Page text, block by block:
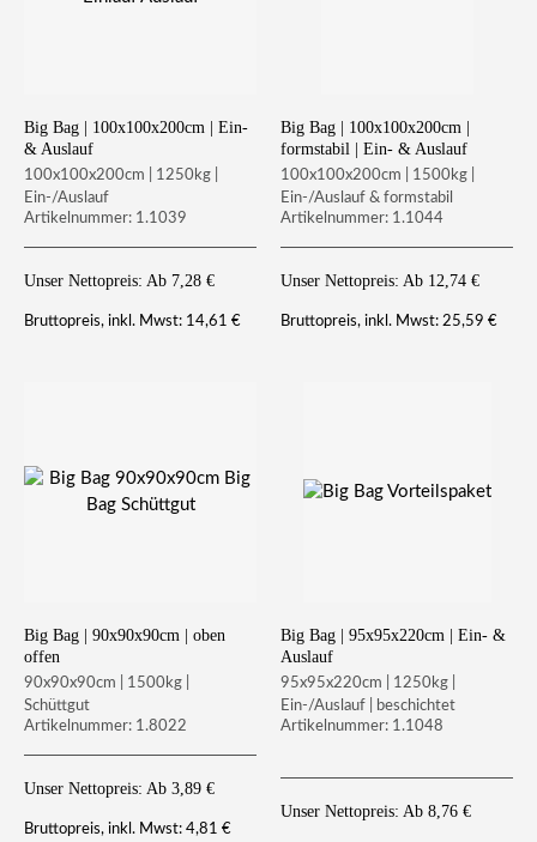
Big Bag | 100x100x200cm | Ein-
& Auslauf
100x100x200cm | 1250kg |
Ein-/Auslauf
Artikelnummer: 1.1039
Unser Nettopreis: Ab 7,28 €
Bruttopreis, inkl. Mwst: 14,61€
Big Bag | 100x100x200cm |
formstabil | Ein- & Auslauf
100x100x200cm | 1500kg |
Ein-/Auslauf & formstabil
Artikelnummer: 1.1044
Unser Nettopreis: Ab 12,74 €
Bruttopreis, inkl. Mwst: 25,59€
Big Bag | 90x90x90cm | oben
offen
90x90x90cm | 1500kg |
Schüttgut
Artikelnummer: 1.8022
Unser Nettopreis: Ab 3,89 €
Bruttopreis, inkl. Mwst: 4,81€
Big Bag | 95x95x220cm | Ein- &
Auslauf
95x95x220cm | 1250kg |
Ein-/Auslauf | beschichtet
Artikelnummer: 1.1048
Unser Nettopreis: Ab 8,76 €